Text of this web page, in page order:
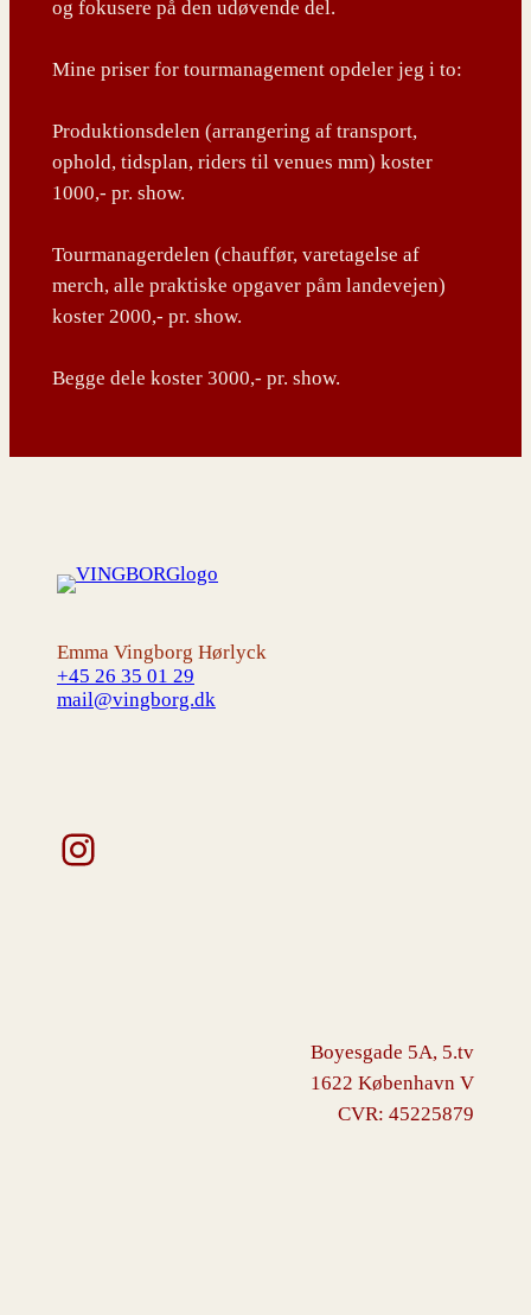
og fokusere på den udøvende del.
Mine priser for tourmanagement opdeler jeg i to:
Produktionsdelen (arrangering af transport,
ophold, tidsplan, riders til venues mm) koster
1000,- pr. show.
Tourmanagerdelen (chauffør, varetagelse af
merch, alle praktiske opgaver påm landevejen)
koster 2000,- pr. show.
Begge dele koster 3000,- pr. show.
Emma Vingborg Hørlyck
+45 26 35 01 29
mail@vingborg.dk
Instagram
Boyesgade 5A, 5.tv
1622 København V
CVR: 45225879